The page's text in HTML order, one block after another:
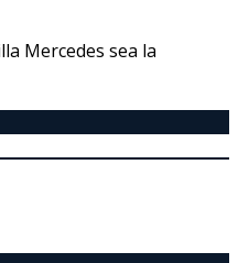
Mercedes sea la